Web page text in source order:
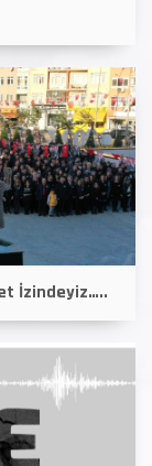
İzindeyiz…..